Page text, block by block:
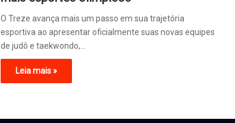
O Treze avança mais um passo em sua trajetória
esportiva ao apresentar oficialmente suas novas equipes
de judô e taekwondo,…
Leia mais »